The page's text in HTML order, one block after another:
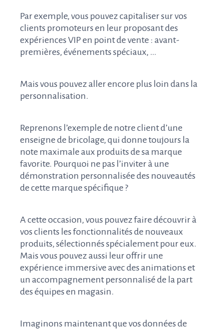
Par exemple, vous pouvez capitaliser sur vos
clients promoteurs en leur proposant des
expériences VIP en point de vente : avant-
premières, événements spéciaux, …
Mais vous pouvez aller encore plus loin dans la
personnalisation.
Reprenons l’exemple de notre client d’une
enseigne de bricolage, qui donne toujours la
note maximale aux produits de sa marque
favorite. Pourquoi ne pas l’inviter à une
démonstration personnalisée des nouveautés
de cette marque spécifique ?
A cette occasion, vous pouvez faire découvrir à
vos clients les fonctionnalités de nouveaux
produits, sélectionnés spécialement pour eux.
Mais vous pouvez aussi leur offrir une
expérience immersive avec des animations et
un accompagnement personnalisé de la part
des équipes en magasin.
Imaginons maintenant que vos données de